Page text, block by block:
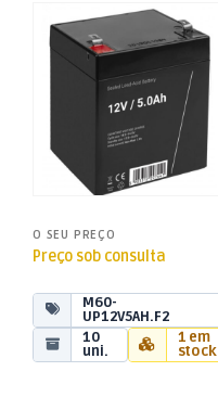
Baterias Ácidas
Energia
Bateria Ácida 12V 5Ah
(90x100x70mm) F2
O SEU PREÇO
Preço sob consulta
M60-
UP12V5AH.F2
10
uni.
1 em
stock